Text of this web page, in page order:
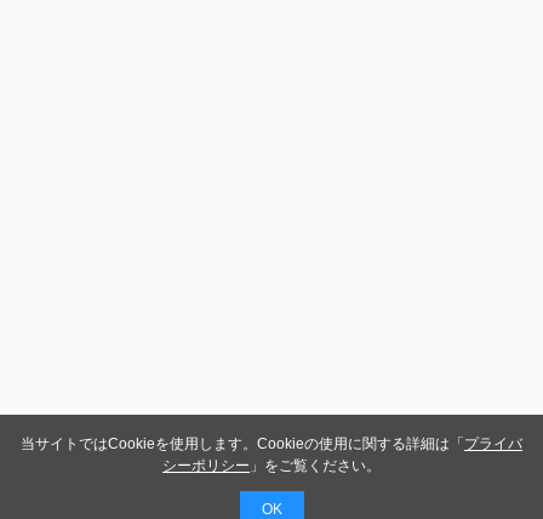
当サイトではCookieを使用します。Cookieの使用に関する詳細は「プライバ
シーポリシー 」をご覧ください。
OK